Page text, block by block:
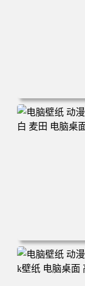
电脑壁纸 可爱动
纸 壁纸下载 壁
电脑壁纸 动漫
电脑桌面 高清壁